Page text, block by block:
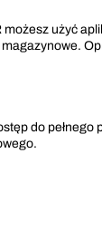
użyć
do pełnego